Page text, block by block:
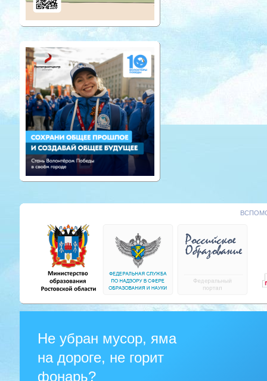
Не убран мусор, яма
на дороге, не горит
фонарь?